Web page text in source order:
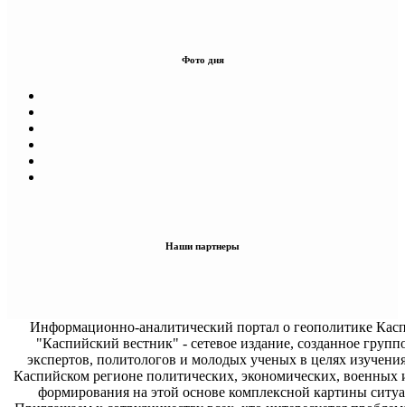
Фото дня
Наши партнеры
Информационно-аналитический портал о геополитике
"Каспийский вестник" - сетевое издание, созданное
экспертов, политологов и молодых ученых в целях
Каспийском регионе политических, экономических, военных
формирования на этой основе комплексной картины